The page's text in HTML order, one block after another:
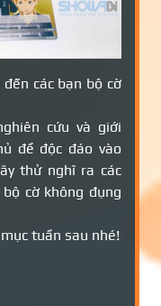
các bạn bộ cờ
cứu và giới
đề độc đáo vào
thử nghĩ ra các
cờ không đụng
tuần sau nhé!